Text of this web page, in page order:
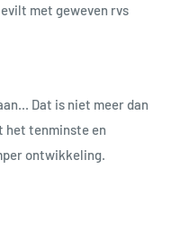
met geweven rvs
Dat is niet meer dan
het tenminste en
ontwikkeling.